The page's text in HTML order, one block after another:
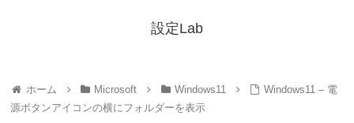
設定Lab
ホーム Microsoft Windows11
Windows11 – 電
源ボタンアイコンの横にフォルダーを表示